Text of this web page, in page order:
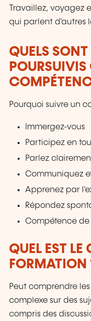
Travaillez, voyagez
qui parlent d'autres
QUELS
POURSUIVIS
Pourquoi suivre un
Immergez-vous
Participez en
Parlez
Communiquez
Apprenez par
Répondez
Compétence de
QUEL EST
FORMATION
Peut comprendre
complexe sur des
compris des